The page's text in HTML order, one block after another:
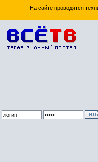
На сайте проводятся